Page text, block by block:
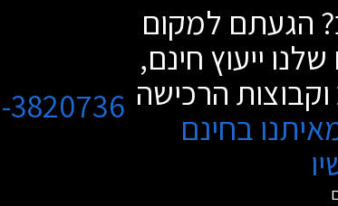
הגעתם למקום
ייעוץ חינם,
הרכישה
בחינם
3820736